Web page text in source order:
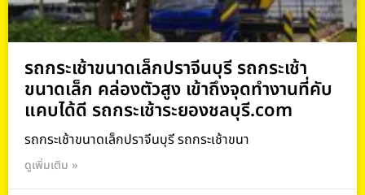
รถกระเช้าขนาดเล็กปราจีนบุรี รถกระเช้า
ขนาดเล็ก คล่องตัวสูง เข้าถึงจุดทำงานที่คับ
แคบได้ดี รถกระเช้าระยองชลบุรี.com
รถกระเช้าขนาดเล็กปราจีนบุรี รถกระเช้าขนา
ดูเพิ่มเติม »